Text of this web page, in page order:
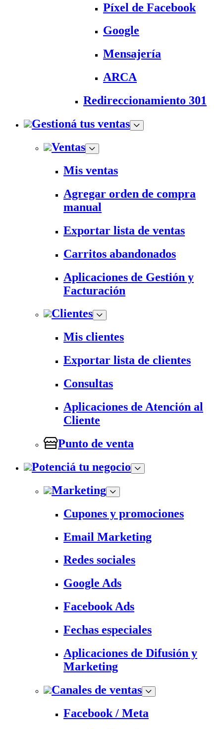
Píxel de Facebook
Google
Mensajería
ARCA
Redireccionamiento 301
Gestioná tus ventas
Ventas
Mis ventas
Agregar orden de compra
manual
Exportar lista de ventas
Carritos abandonados
Aplicaciones de Gestión y
Facturación
Clientes
Mis clientes
Exportar lista de clientes
Consultas
Aplicaciones de Atención al
Cliente
Punto de venta
Potenciá tu negocio
Marketing
Cupones y promociones
Email Marketing
Redes sociales
Google Ads
Facebook Ads
Fechas especiales
Aplicaciones de Difusión y
Marketing
Canales de ventas
Facebook / Meta